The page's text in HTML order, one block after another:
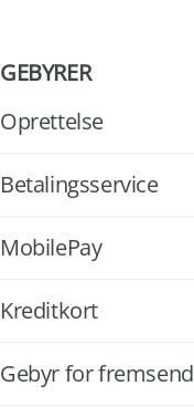
GEBYRER
Oprettelse
Betalingsservice
MobilePay
Kreditkort
Gebyr for